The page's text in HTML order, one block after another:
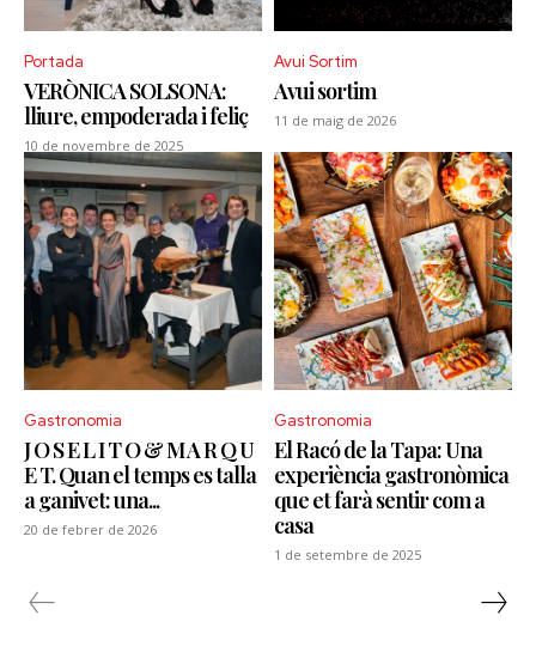
Portada
VERÒNICA SOLSONA:
lliure, empoderada i feliç
10 de novembre de 2025
Avui Sortim
Avui sortim
11 de maig de 2026
Gastronomia
J O S E L I T O & M A R Q U
E T. Quan el temps es talla
a ganivet: una...
20 de febrer de 2026
Gastronomia
El Racó de la Tapa: Una
experiència gastronòmica
que et farà sentir com a
casa
1 de setembre de 2025